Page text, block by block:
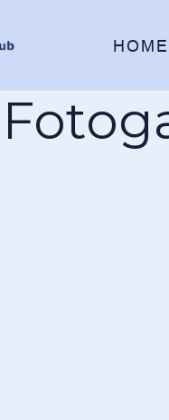
HOME